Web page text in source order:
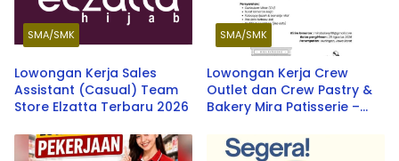
SMA/SMK
Lowongan Kerja Sales
Assistant (Casual) Team
Store Elzatta Terbaru 2026
SMA/SMK
Lowongan Kerja Crew
Outlet dan Crew Pastry &
Bakery Mira Patisserie –
Terbaru 2026